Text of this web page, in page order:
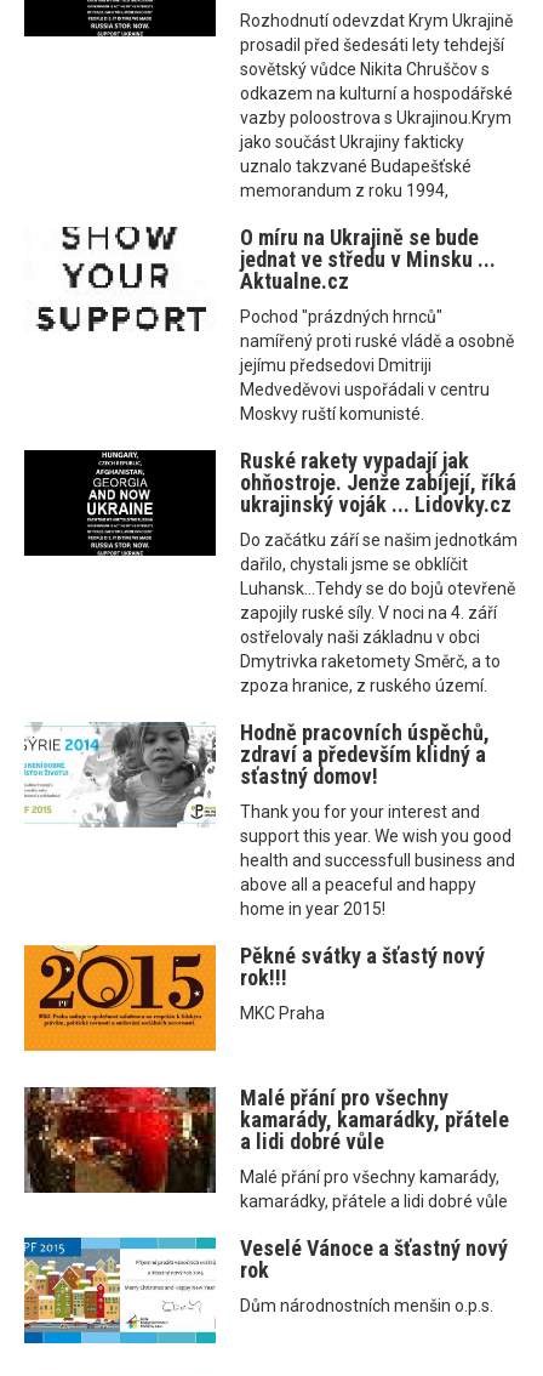
Rozhodnutí odevzdat Krym Ukrajině
prosadil před šedesáti lety tehdejší
sovětský vůdce Nikita Chruščov s
odkazem na kulturní a hospodářské
vazby poloostrova s Ukrajinou.Krym
jako součást Ukrajiny fakticky
uznalo takzvané Budapešťské
memorandum z roku 1994,
O míru na Ukrajině se bude
jednat ve středu v Minsku ...
Aktualne.cz
Pochod "prázdných hrnců"
namířený proti ruské vládě a osobně
jejímu předsedovi Dmitriji
Medveděvovi uspořádali v centru
Moskvy ruští komunisté.
Ruské rakety vypadají jak
ohňostroje. Jenže zabíjejí, říká
ukrajinský voják ... Lidovky.cz
Do začátku září se našim jednotkám
dařilo, chystali jsme se obklíčit
Luhansk...Tehdy se do bojů otevřeně
zapojily ruské síly. V noci na 4. září
ostřelovaly naši základnu v obci
Dmytrivka raketomety Směrč, a to
zpoza hranice, z ruského území.
Hodně pracovních úspěchů,
zdraví a především klidný a
sťastný domov!
Thank you for your interest and
support this year. We wish you good
health and successfull business and
above all a peaceful and happy
home in year 2015!
Pěkné svátky a šťastý nový
rok!!!
MKC Praha
Malé přání pro všechny
kamarády, kamarádky, přátele
a lidi dobré vůle
Malé přání pro všechny kamarády,
kamarádky, přátele a lidi dobré vůle
Veselé Vánoce a šťastný nový
rok
Dům národnostních menšin o.p.s.